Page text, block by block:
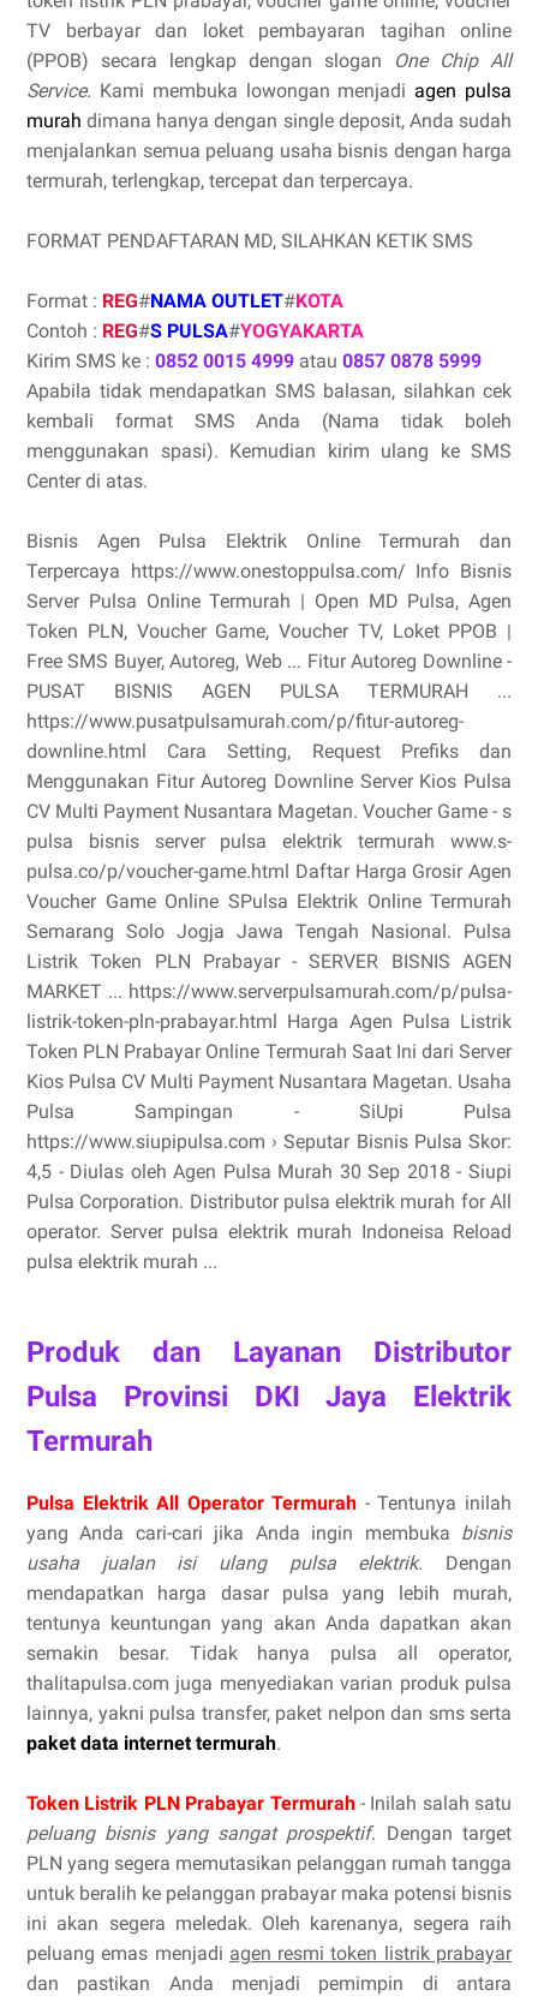
TV berbayar dan loket pembayaran tagihan online
(PPOB) secara lengkap dengan slogan
One Chip All
Service. Kami membuka lowongan menjadi agen pulsa
murah dimana hanya dengan single deposit, Anda sudah
menjalankan semua peluang usaha bisnis dengan harga
termurah, terlengkap, tercepat dan terpercaya.
FORMAT PENDAFTARAN MD, SILAHKAN KETIK SMS
Format : REG#NAMA OUTLET#KOTA
Contoh : REG#S PULSA#YOGYAKARTA
Kirim SMS ke : 0852 0015 4999 atau 0857 0878 5999
Apabila tidak mendapatkan SMS balasan, silahkan cek
kembali format SMS Anda (Nama tidak boleh
menggunakan spasi). Kemudian kirim ulang ke SMS
Center di atas.
Bisnis Agen Pulsa Elektrik Online Termurah dan
Terpercaya https://www.onestoppulsa.com/ Info Bisnis
Server Pulsa Online Termurah | Open MD Pulsa, Agen
Token PLN, Voucher Game, Voucher TV, Loket PPOB |
Free SMS Buyer, Autoreg, Web ... Fitur Autoreg Downline -
PUSAT BISNIS AGEN PULSA TERMURAH ...
https://www.pusatpulsamurah.com/p/fitur-autoreg-
downline.html Cara Setting, Request Prefiks dan
Menggunakan Fitur Autoreg Downline Server Kios Pulsa
CV Multi Payment Nusantara Magetan. Voucher Game - s
pulsa bisnis server pulsa elektrik termurah www.s-
pulsa.co/p/voucher-game.html Daftar Harga Grosir Agen
Voucher Game Online SPulsa Elektrik Online Termurah
Semarang Solo Jogja Jawa Tengah Nasional. Pulsa
Listrik Token PLN Prabayar - SERVER BISNIS AGEN
MARKET ... https://www.serverpulsamurah.com/p/pulsa-
listrik-token-pln-prabayar.html Harga Agen Pulsa Listrik
Token PLN Prabayar Online Termurah Saat Ini dari Server
Kios Pulsa CV Multi Payment Nusantara Magetan. Usaha
Pulsa Sampingan - SiUpi Pulsa
https://www.siupipulsa.com › Seputar Bisnis Pulsa Skor:
4,5 - ‎Diulas oleh Agen Pulsa Murah 30 Sep 2018 - Siupi
Pulsa Corporation. Distributor pulsa elektrik murah for All
operator. Server pulsa elektrik murah Indoneisa Reload
pulsa elektrik murah ...
Produk dan Layanan Distributor
Pulsa Provinsi DKI Jaya Elektrik
Termurah
Pulsa Elektrik All Operator Termurah - Tentunya inilah
yang Anda cari-cari jika Anda ingin membuka bisnis
usaha jualan isi ulang pulsa elektrik. Dengan
mendapatkan harga dasar pulsa yang lebih murah,
tentunya keuntungan yang akan Anda dapatkan akan
semakin besar. Tidak hanya pulsa all operator,
thalitapulsa.com juga menyediakan varian produk pulsa
lainnya, yakni pulsa transfer, paket nelpon dan sms serta
paket data internet termurah.
Token Listrik PLN Prabayar Termurah- Inilah salah satu
peluang bisnis yang sangat prospektif. Dengan target
PLN yang segera memutasikan pelanggan rumah tangga
untuk beralih ke pelanggan prabayar maka potensi bisnis
ini akan segera meledak. Oleh karenanya, segera raih
peluang emas menjadi agen resmi token listrik prabayar
dan pastikan Anda menjadi pemimpin di antara